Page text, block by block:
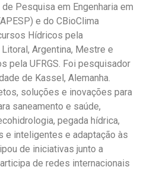
Pesquisa em Engenharia em
e do CBioClima
Hídricos pela
Argentina, Mestre e
pela UFRGS. Foi pesquisador
de Kassel, Alemanha.
soluções e inovações para
saneamento e saúde,
pegada hídrica,
inteligentes e adaptação às
de iniciativas junto a
de redes internacionais